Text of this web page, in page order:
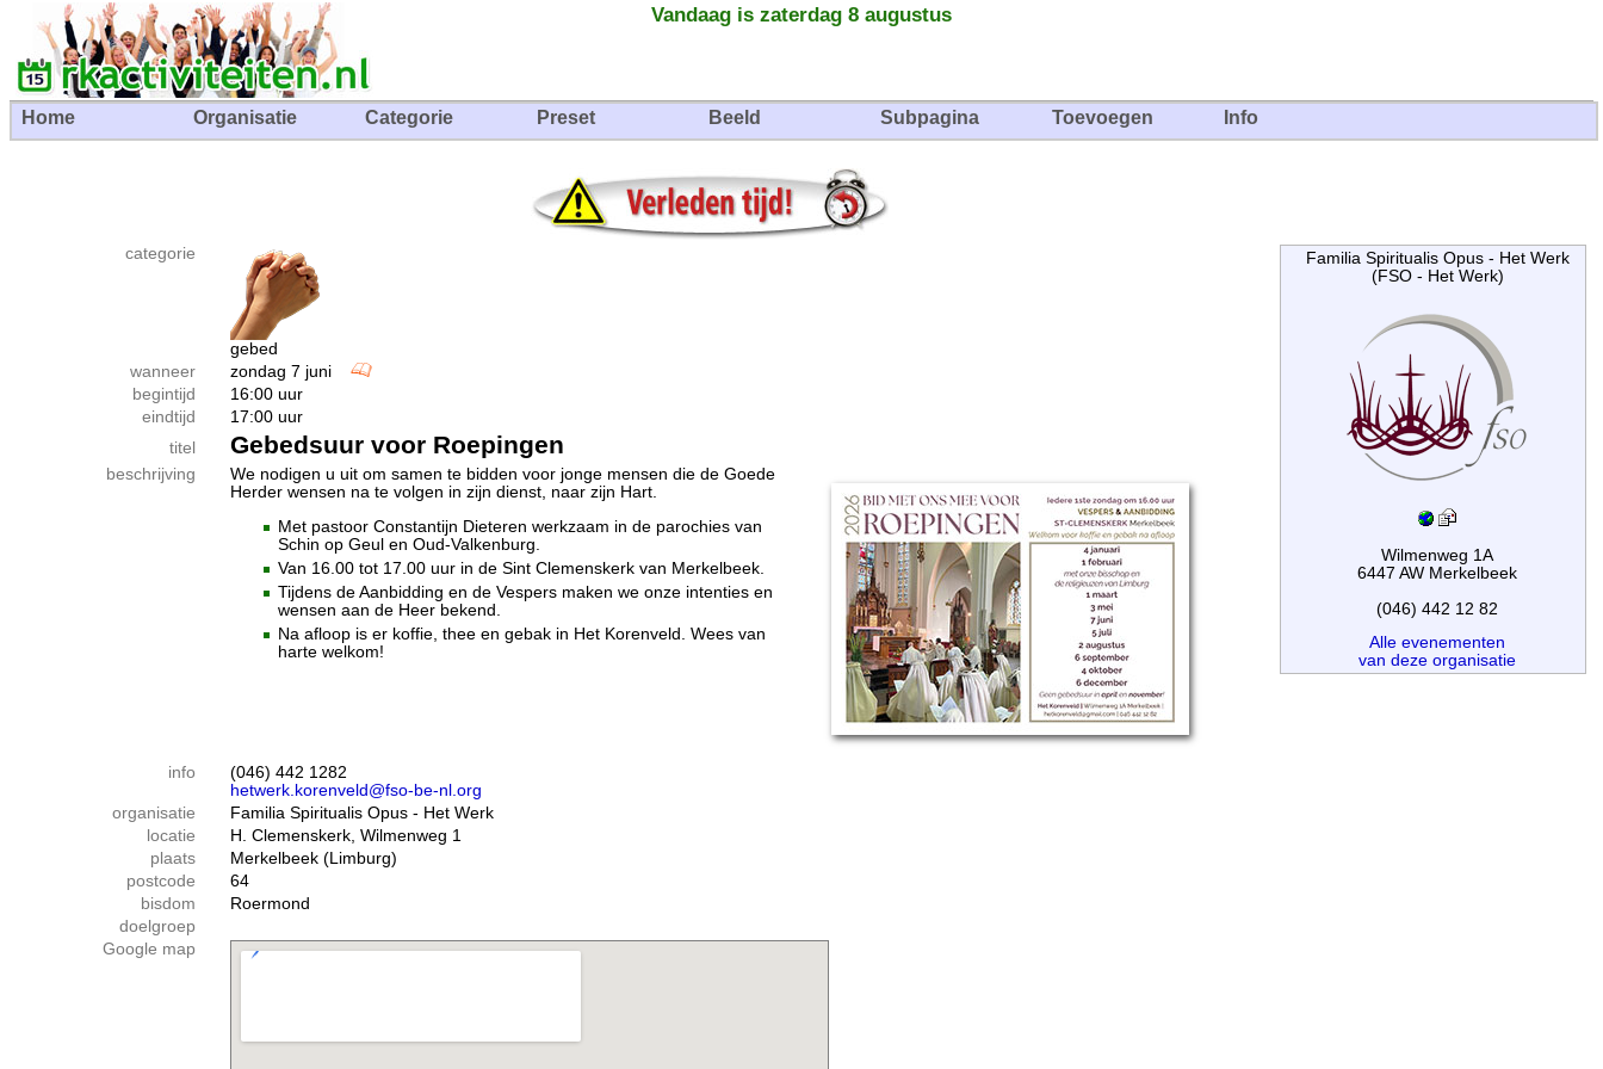
Vandaag is zaterdag 8 augustus
Home Organisatie Categorie Preset Beeld Subpagina Toevoegen Info
categorie
gebed
Familia Spiritualis Opus - Het Werk
(FSO - Het Werk)
Wilmenweg 1A
6447 AW Merkelbeek
(046) 442 12 82
Alle evenementen
van deze organisatie
wanneer
zondag 7 juni
begintijd
16:00 uur
eindtijd
17:00 uur
titel
Gebedsuur voor Roepingen
beschrijving
We nodigen u uit om samen te bidden voor jonge mensen die de Goede
Herder wensen na te volgen in zijn dienst, naar zijn Hart.
Met pastoor Constantijn Dieteren werkzaam in de parochies van
Schin op Geul en Oud-Valkenburg.
Van 16.00 tot 17.00 uur in de Sint Clemenskerk van Merkelbeek.
Tijdens de Aanbidding en de Vespers maken we onze intenties en
wensen aan de Heer bekend.
Na afloop is er koffie, thee en gebak in Het Korenveld. Wees van
harte welkom!
info
(046) 442 1282
hetwerk.korenveld@fso-be-nl.org
organisatie
Familia Spiritualis Opus - Het Werk
locatie
H. Clemenskerk, Wilmenweg 1
plaats
Merkelbeek (Limburg)
postcode
64
bisdom
Roermond
doelgroep
Google map